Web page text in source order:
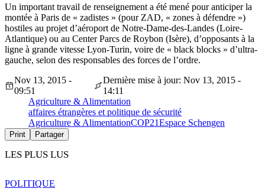
Un important travail de renseignement a été mené pour anticiper la
montée à Paris de « zadistes » (pour ZAD, « zones à défendre »)
hostiles au projet d’aéroport de Notre-Dame-des-Landes (Loire-
Atlantique) ou au Center Parcs de Roybon (Isère), d’opposants à la
ligne à grande vitesse Lyon-Turin, voire de « black blocks » d’ultra-
gauche, selon des responsables des forces de l’ordre.
Nov 13, 2015 -
09:51
Dernière mise à jour: Nov 13, 2015 -
14:11
Agriculture & Alimentation
affaires étrangères et politique de sécurité
Agriculture & AlimentationCOP21Espace Schengen
Print Partager
LES PLUS LUS
POLITIQUE